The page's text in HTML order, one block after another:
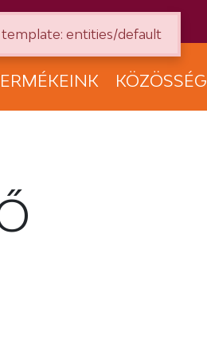
KÖZÖSSÉG
template: entities/default